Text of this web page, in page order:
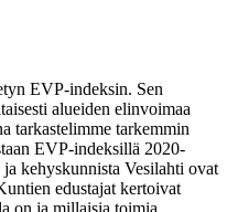
EVP-indeksin. Sen
alueiden elinvoimaa
tarkastelimme tarkemmin
EVP-indeksillä 2020-
kehyskunnista Vesilahti ovat
edustajat kertoivat
on ja millaisia toimia